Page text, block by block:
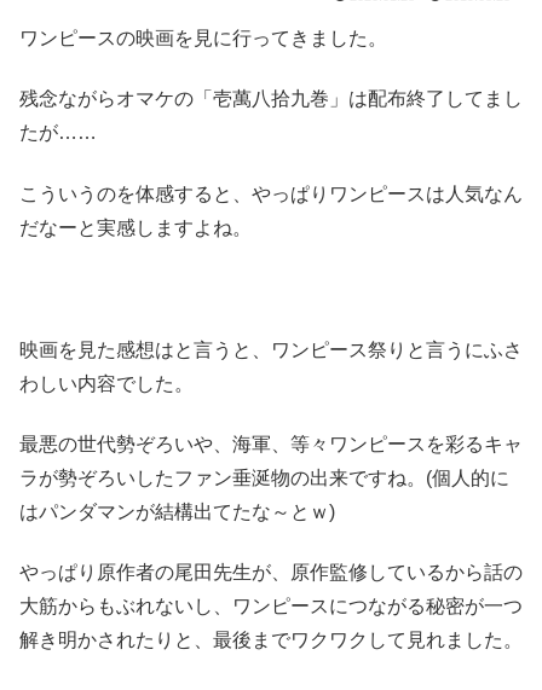
ワンピースの映画を見に行ってきました。
残念ながらオマケの「壱萬八拾九巻」は配布終了してまし
たが……
こういうのを体感すると、やっぱりワンピースは人気なん
だなーと実感しますよね。
映画を見た感想はと言うと、ワンピース祭りと言うにふさ
わしい内容でした。
最悪の世代勢ぞろいや、海軍、等々ワンピースを彩るキャ
ラが勢ぞろいしたファン垂涎物の出来ですね。(個人的に
はパンダマンが結構出てたな～とｗ)
やっぱり原作者の尾田先生が、原作監修しているから話の
大筋からもぶれないし、ワンピースにつながる秘密が一つ
解き明かされたりと、最後までワクワクして見れました。